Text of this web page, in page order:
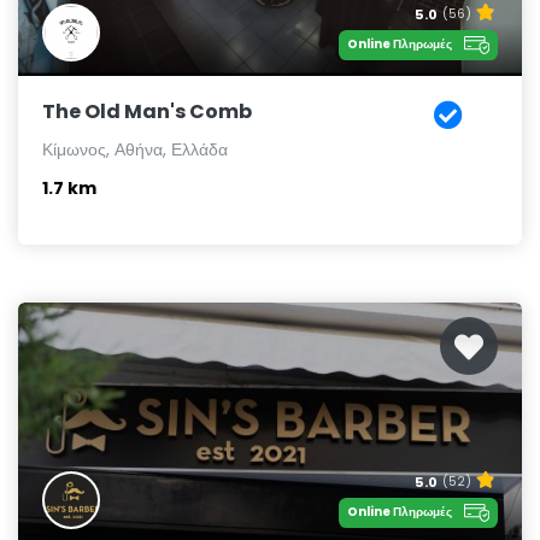
5.0 (56)
Online Πληρωμές
The Old Man's Comb
Κίμωνος, Αθήνα, Ελλάδα
1.7 km
5.0 (52)
Online Πληρωμές